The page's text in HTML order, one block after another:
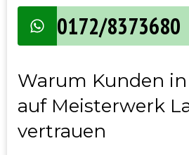
0172/8373680
Warum Kunden
auf Meisterwerk
vertrauen